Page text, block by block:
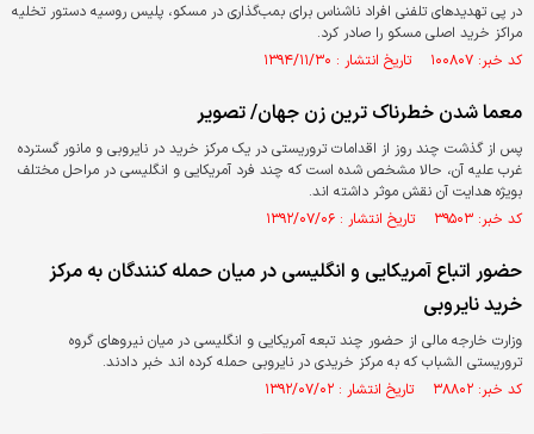
در پی تهدیدهای تلفنی افراد ناشناس برای بمب‌گذاری در مسکو، پلیس روسیه دستور تخلیه
مراکز خرید اصلی مسکو را صادر کرد.
کد خبر: ۱۰۰۸۰۷ تاریخ انتشار : ۱۳۹۴/۱۱/۳۰
معما شدن خطرناک ترین زن جهان/ تصویر
پس از گذشت چند روز از اقدامات تروریستی در یک مرکز خرید در نایروبی و مانور گسترده
غرب علیه آن، حالا مشخص شده است که چند فرد آمریکایی و انگلیسی در مراحل مختلف
بویژه هدایت آن نقش موثر داشته اند.
کد خبر: ۳۹۵۰۳ تاریخ انتشار : ۱۳۹۲/۰۷/۰۶
حضور اتباع آمریکایی و انگلیسی در میان حمله کنندگان به مرکز
خرید نایروبی
وزارت خارجه مالی از حضور چند تبعه آمریکایی و انگلیسی در میان نیروهای گروه
تروریستی الشباب که به مرکز خریدی در نایروبی حمله کرده اند خبر دادند.
کد خبر: ۳۸۸۰۲ تاریخ انتشار : ۱۳۹۲/۰۷/۰۲